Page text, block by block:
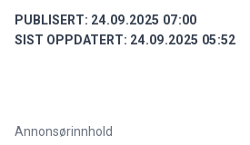
PUBLISERT: 24.09.2025 07:00
SIST OPPDATERT: 24.09.2025 05:52
Annonsørinnhold